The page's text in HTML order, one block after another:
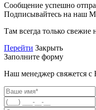
Сообщение успешно
Подписывайтесь на наш
Там всегда только свежие
Перейти Закрыть
Заполните форму
Наш менеджер свяжется